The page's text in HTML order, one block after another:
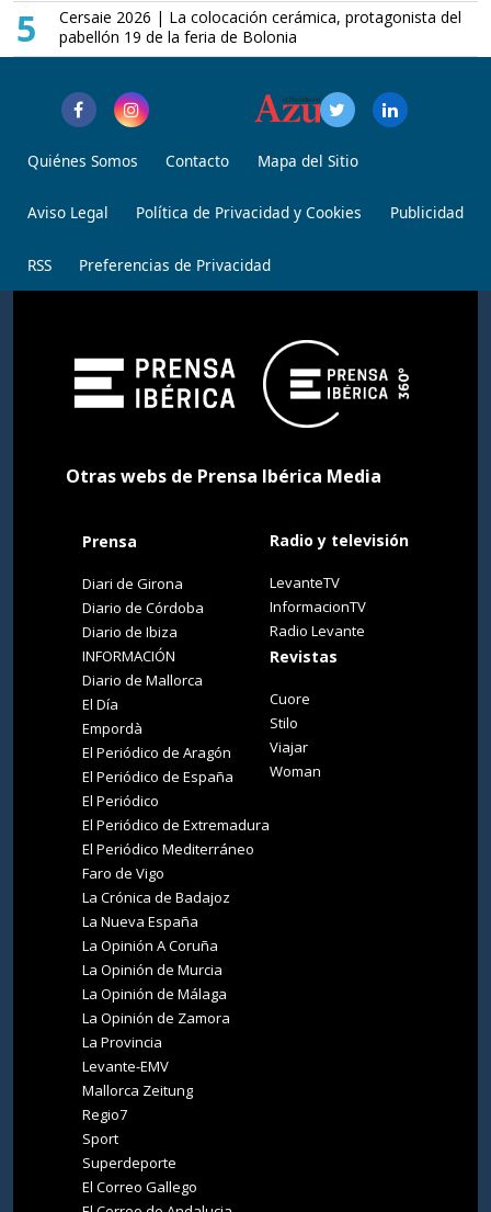
5
Cersaie 2026 | La colocación cerámica, protagonista del
pabellón 19 de la feria de Bolonia
Quiénes Somos Contacto Mapa del Sitio
Aviso Legal Política de Privacidad y Cookies Publicidad
RSS Preferencias de Privacidad
Otras webs de Prensa Ibérica Media
Prensa
Diari de Girona
Diario de Córdoba
Diario de Ibiza
INFORMACIÓN
Diario de Mallorca
El Día
Empordà
El Periódico de Aragón
El Periódico de España
El Periódico
El Periódico de Extremadura
El Periódico Mediterráneo
Faro de Vigo
La Crónica de Badajoz
La Nueva España
La Opinión A Coruña
La Opinión de Murcia
La Opinión de Málaga
La Opinión de Zamora
La Provincia
Levante-EMV
Mallorca Zeitung
Regio7
Sport
Superdeporte
El Correo Gallego
Radio y televisión
LevanteTV
InformacionTV
Radio Levante
Revistas
Cuore
Stilo
Viajar
Woman